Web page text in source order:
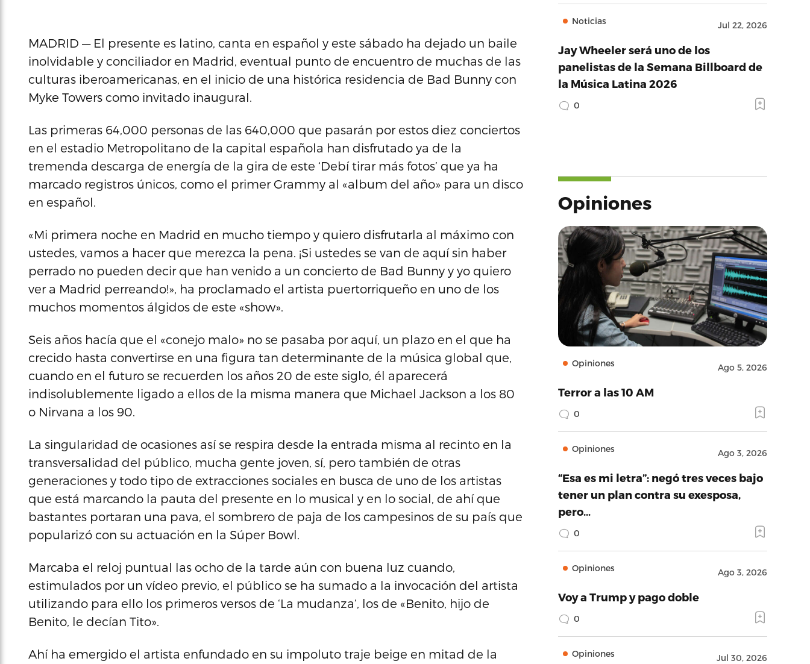
MADRID — El presente es latino, canta en español y este sábado ha dejado un baile
inolvidable y conciliador en Madrid, eventual punto de encuentro de muchas de las
culturas iberoamericanas, en el inicio de una histórica residencia de Bad Bunny con
Myke Towers como invitado inaugural.
Las primeras 64,000 personas de las 640,000 que pasarán por estos diez conciertos
en el estadio Metropolitano de la capital española han disfrutado ya de la
tremenda descarga de energía de la gira de este ‘Debí tirar más fotos’ que ya ha
marcado registros únicos, como el primer Grammy al «album del año» para un disco
en español.
«Mi primera noche en Madrid en mucho tiempo y quiero disfrutarla al máximo con
ustedes, vamos a hacer que merezca la pena. ¡Si ustedes se van de aquí sin haber
perrado no pueden decir que han venido a un concierto de Bad Bunny y yo quiero
ver a Madrid perreando!», ha proclamado el artista puertorriqueño en uno de los
muchos momentos álgidos de este «show».
Seis años hacía que el «conejo malo» no se pasaba por aquí, un plazo en el que ha
crecido hasta convertirse en una figura tan determinante de la música global que,
cuando en el futuro se recuerden los años 20 de este siglo, él aparecerá
indisolublemente ligado a ellos de la misma manera que Michael Jackson a los 80
o Nirvana a los 90.
La singularidad de ocasiones así se respira desde la entrada misma al recinto en la
transversalidad del público, mucha gente joven, sí, pero también de otras
generaciones y todo tipo de extracciones sociales en busca de uno de los artistas
que está marcando la pauta del presente en lo musical y en lo social, de ahí que
bastantes portaran una pava, el sombrero de paja de los campesinos de su país que
popularizó con su actuación en la Súper Bowl.
Marcaba el reloj puntual las ocho de la tarde aún con buena luz cuando,
estimulados por un vídeo previo, el público se ha sumado a la invocación del artista
utilizando para ello los primeros versos de ‘La mudanza’, los de «Benito, hijo de
Benito, le decían Tito».
Ahí ha emergido el artista enfundado en su impoluto traje beige en mitad de la
Noticias Jul 22, 2026
Jay Wheeler será uno de los
panelistas de la Semana Billboard de
la Música Latina 2026
0
Opiniones
Opiniones Ago 5, 2026
Terror a las 10 AM
0
Opiniones Ago 3, 2026
“Esa es mi letra”: negó tres veces bajo
tener un plan contra su exesposa,
pero…
0
Opiniones Ago 3, 2026
Voy a Trump y pago doble
0
Opiniones Jul 30, 2026